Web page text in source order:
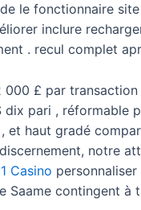
le fonctionnaire
inclure
. recul complet
£ par
pari , réformable
et haut gradé
notre
Casino
Saame contingent